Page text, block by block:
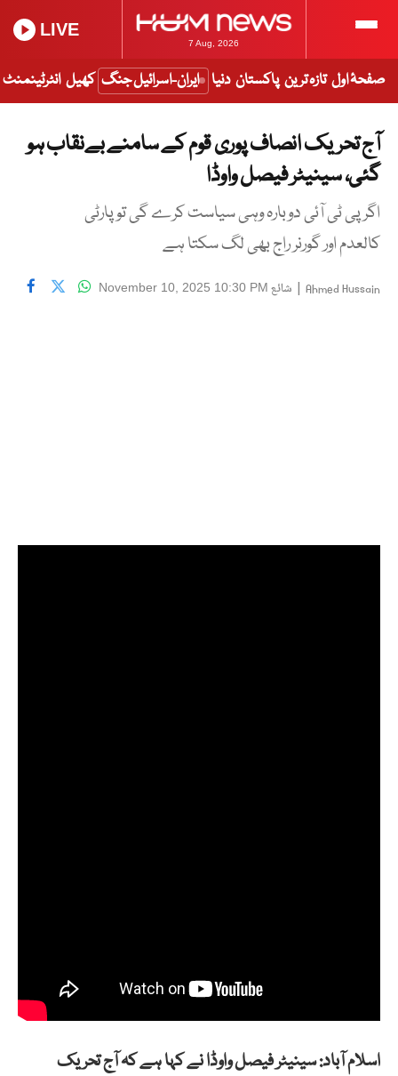
7 Aug, 2026
LIVE
صفحۂ اول تازہ ترین پاکستان دنیا ایران-اسرائیل جنگ کھیل انٹرٹینمنٹ
آج تحریک انصاف پوری قوم کے سامنے بےنقاب ہو
گئی، سینیٹر فیصل واوڈا
اگر پی ٹی آئی دوبارہ وہی سیاست کرے گی تو پارٹی
کالعدم اور گورنر راج بھی لگ سکتا ہے
Ahmed Hussain
| شائع November 10, 2025 10:30 PM
اسلام آباد: سینیٹر فیصل واوڈا نے کہا ہے کہ آج تحریک